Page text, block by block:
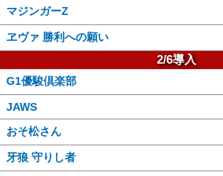
マジンガーZ
ヱヴァ 勝利への願い
2/6導入
G1優駿倶楽部
JAWS
おそ松さん
牙狼 守りし者